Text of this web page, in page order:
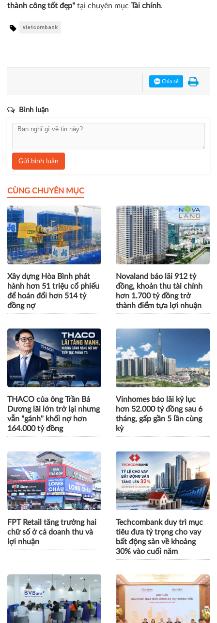
Tài chính
Gửi bình luận
CÙNG CHUYÊN MỤC
Xây dựng Hòa Bình phát
hành hơn 51 triệu cổ phiếu
để hoán đổi hơn 514 tỷ
đồng nợ
Novaland báo lãi 912 tỷ
đồng, khoản thu tài chính
hơn 1.700 tỷ đồng trở
thành điểm tựa lợi nhuận
THACO của ông Trần Bá
Dương lãi lớn trở lại nhưng
vẫn "gánh" khối nợ hơn
164.000 tỷ đồng
Vinhomes báo lãi kỷ lục
hơn 52.000 tỷ đồng sau 6
tháng, gấp gần 5 lần cùng
kỳ
FPT Retail tăng trưởng hai
chữ số ở cả doanh thu và
lợi nhuận
Techcombank duy trì mục
tiêu đưa tỷ trọng cho vay
bất động sản về khoảng
30% vào cuối năm